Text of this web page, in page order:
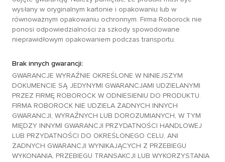
wysłany w oryginalnym kartonie i opakowaniu lub w
równoważnym opakowaniu ochronnym. Firma Roborock nie
ponosi odpowiedzialności za szkody spowodowane
nieprawidłowym opakowaniem podczas transportu.
Brak innych gwarancji:
GWARANCJE WYRAŹNIE OKREŚLONE W NINIEJSZYM
DOKUMENCIE SĄ JEDYNYMI GWARANCJAMI UDZIELANYMI
PRZEZ FIRMĘ ROBOROCK W ODNIESIENIU DO PRODUKTU.
FIRMA ROBOROCK NIE UDZIELA ŻADNYCH INNYCH
GWARANCJI, WYRAŹNYCH LUB DOROZUMIANYCH, W TYM
MIĘDZY INNYMI GWARANCJI PRZYDATNOŚCI HANDLOWEJ
LUB PRZYDATNOŚCI DO OKREŚLONEGO CELU, ANI
ŻADNYCH GWARANCJI WYNIKAJĄCYCH Z PRZEBIEGU
WYKONANIA, PRZEBIEGU TRANSAKCJI LUB WYKORZYSTANIA